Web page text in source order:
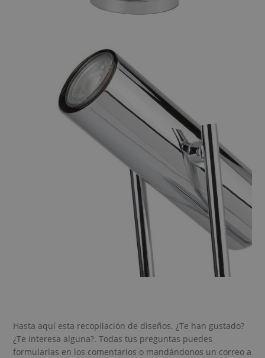
Hasta aquí esta recopilación de diseños. ¿Te han gustado?
¿Te interesa alguna?. Todas tus preguntas puedes
formularlas en los comentarios o mandándonos un correo a